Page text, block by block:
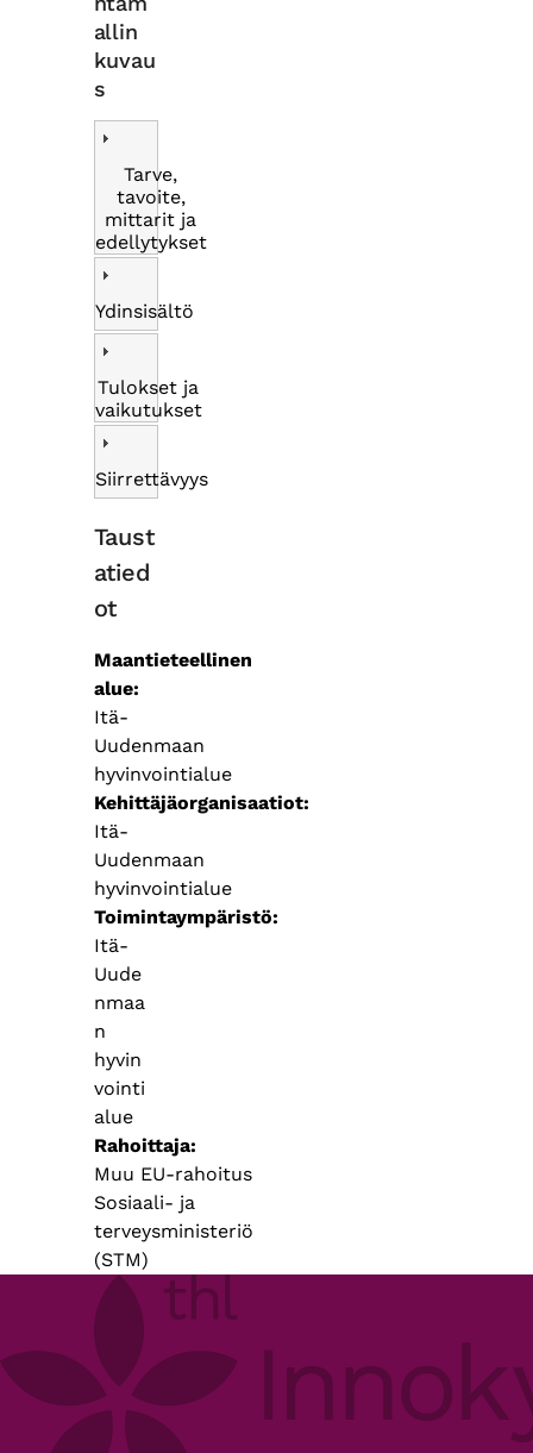
allin
kuvau
s
Tarve,
tavoite,
mittarit ja
edellytykset
Ydinsisältö
Tulokset ja
vaikutukset
Siirrettävyys
Taust
atied
ot
Maantieteellinen
alue
Itä-
Uudenmaan
hyvinvointialue
Kehittäjäorganisaatiot
Itä-
Uudenmaan
hyvinvointialue
Toimintaympäristö
Itä-
Uude
nmaa
n
hyvin
vointi
alue
Rahoittaja
Muu EU-rahoitus
Sosiaali- ja
terveysministeriö
(STM)